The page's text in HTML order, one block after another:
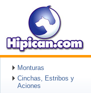
Monturas
Cinchas, Estribos y
Aciones